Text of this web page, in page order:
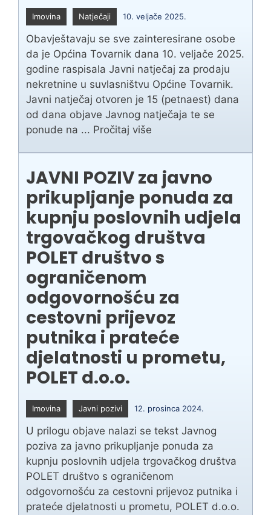
Imovina Natječaji 10. veljače 2025.
Obavještavaju se sve zainteresirane osobe
da je Općina Tovarnik dana 10. veljače 2025.
godine raspisala Javni natječaj za prodaju
nekretnine u suvlasništvu Općine Tovarnik.
Javni natječaj otvoren je 15 (petnaest) dana
od dana objave Javnog natječaja te se
ponude na ... Pročitaj više
JAVNI POZIV za javno
prikupljanje ponuda za
kupnju poslovnih udjela
trgovačkog društva
POLET društvo s
ograničenom
odgovornošću za
cestovni prijevoz
putnika i prateće
djelatnosti u prometu,
POLET d.o.o.
Imovina Javni pozivi 12. prosinca 2024.
U prilogu objave nalazi se tekst Javnog
poziva za javno prikupljanje ponuda za
kupnju poslovnih udjela trgovačkog društva
POLET društvo s ograničenom
odgovornošću za cestovni prijevoz putnika i
prateće djelatnosti u prometu, POLET d.o.o.